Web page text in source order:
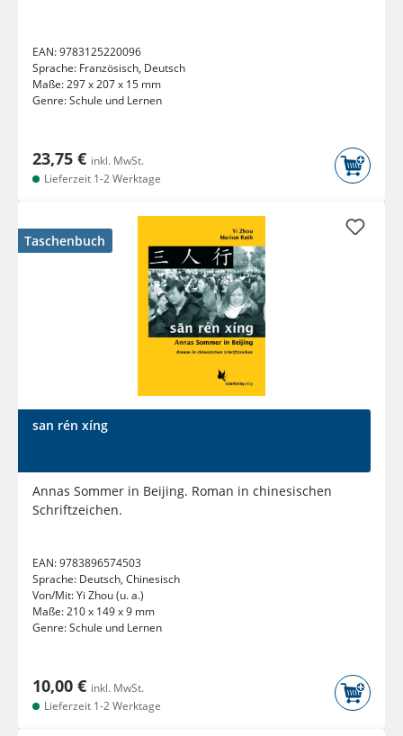
EAN:9783125220096
Sprache: Französisch, Deutsch
Maße:297 x 207 x 15 mm
Genre:Schule und Lernen
23,75 € inkl. MwSt.
Lieferzeit 1-2 Werktage
Taschenbuch
san rén xíng
Annas Sommer in Beijing. Roman in chinesischen
Schriftzeichen.
EAN:9783896574503
Sprache: Deutsch, Chinesisch
Von/Mit:Yi Zhou (u. a.)
Maße:210 x 149 x 9 mm
Genre:Schule und Lernen
10,00 € inkl. MwSt.
Lieferzeit 1-2 Werktage